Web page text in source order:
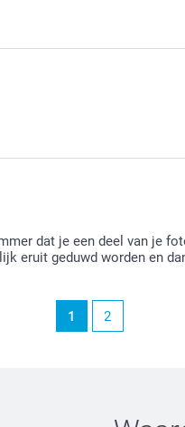
dat je een deel van je
eruit geduwd worden en
1 2